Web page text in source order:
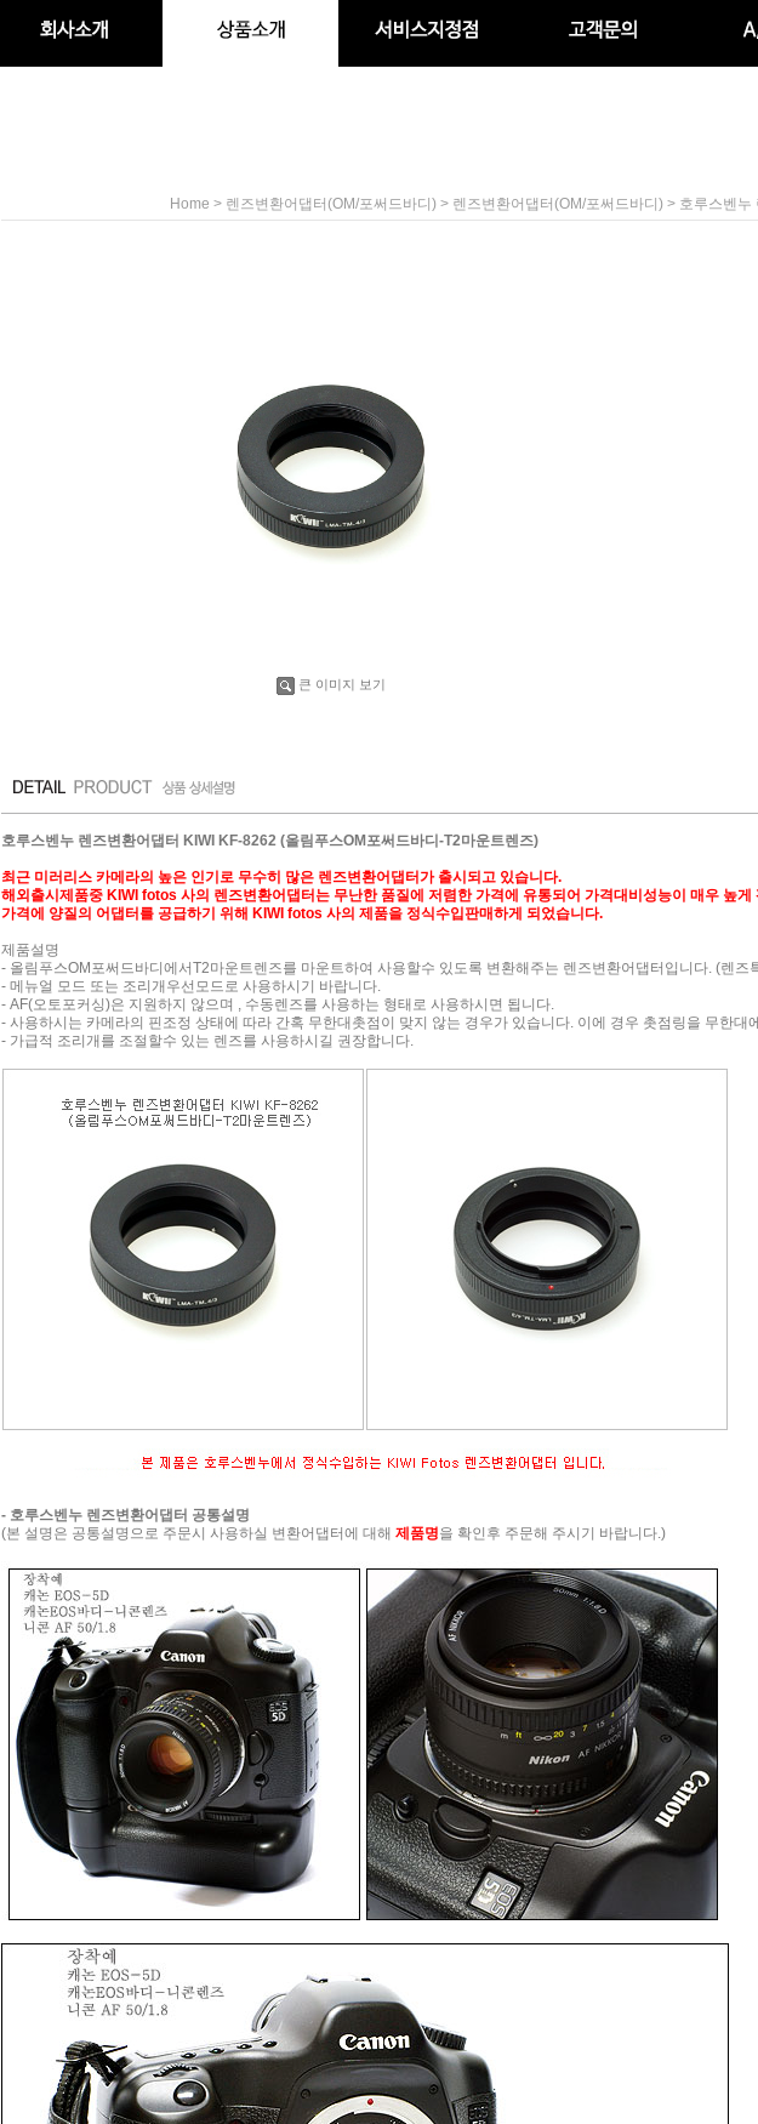
Home > 렌즈변환어댑터(OM/포써드바디) > 렌즈변환어댑터(OM/포써드바디) > 호루스벤누
큰 이미지 보기
호루스벤누 렌즈변환어댑터 KIWI KF-8262 (올림푸스OM포써드바디-T2마운트렌즈)
최근 미러리스 카메라의 높은 인기로 무수히 많은 렌즈변환어댑터가 출시되고 있습니다.
해외출시제품중 KIWI fotos 사의 렌즈변환어댑터는 무난한 품질에 저렴한 가격에 유통되어 가격대비성능이 매우 높
가격에 양질의 어댑터를 공급하기 위해 KIWI fotos 사의 제품을 정식수입판매하게 되었습니다.
제품설명
- 올림푸스OM포써드바디에서T2마운트렌즈를 마운트하여 사용할수 있도록 변환해주는 렌즈변환어댑터입니다. (렌
- 메뉴얼 모드 또는 조리개우선모드로 사용하시기 바랍니다.
- AF(오토포커싱)은 지원하지 않으며 , 수동렌즈를 사용하는 형태로 사용하시면 됩니다.
- 사용하시는 카메라의 핀조정 상태에 따라 간혹 무한대촛점이 맞지 않는 경우가 있습니다. 이에 경우 촛점링을 무한대
- 가급적 조리개를 조절할수 있는 렌즈를 사용하시길 권장합니다.
- 호루스벤누 렌즈변환어댑터 공통설명
(본 설명은 공통설명으로 주문시 사용하실 변환어댑터에 대해 제품명을 확인후 주문해 주시기 바랍니다.)